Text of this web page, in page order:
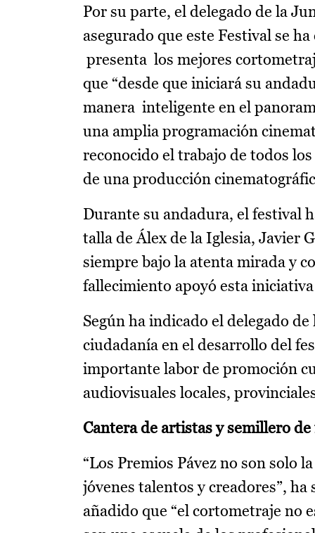
Por su parte, el delegado de la
asegurado que este Festival se
presenta los mejores
que “desde que iniciará su
manera inteligente en el
una amplia programación
reconocido el trabajo de todos
de una producción
Durante su andadura, el festival
talla de Álex de la Iglesia, Javier
siempre bajo la atenta mirada y
fallecimiento apoyó esta
Según ha indicado el delegado
ciudadanía en el desarrollo del
importante labor de promoción
audiovisuales locales,
Cantera de artistas y semillero
“Los Premios Pávez no son solo
jóvenes talentos y creadores”,
añadido que “el cortometraje no